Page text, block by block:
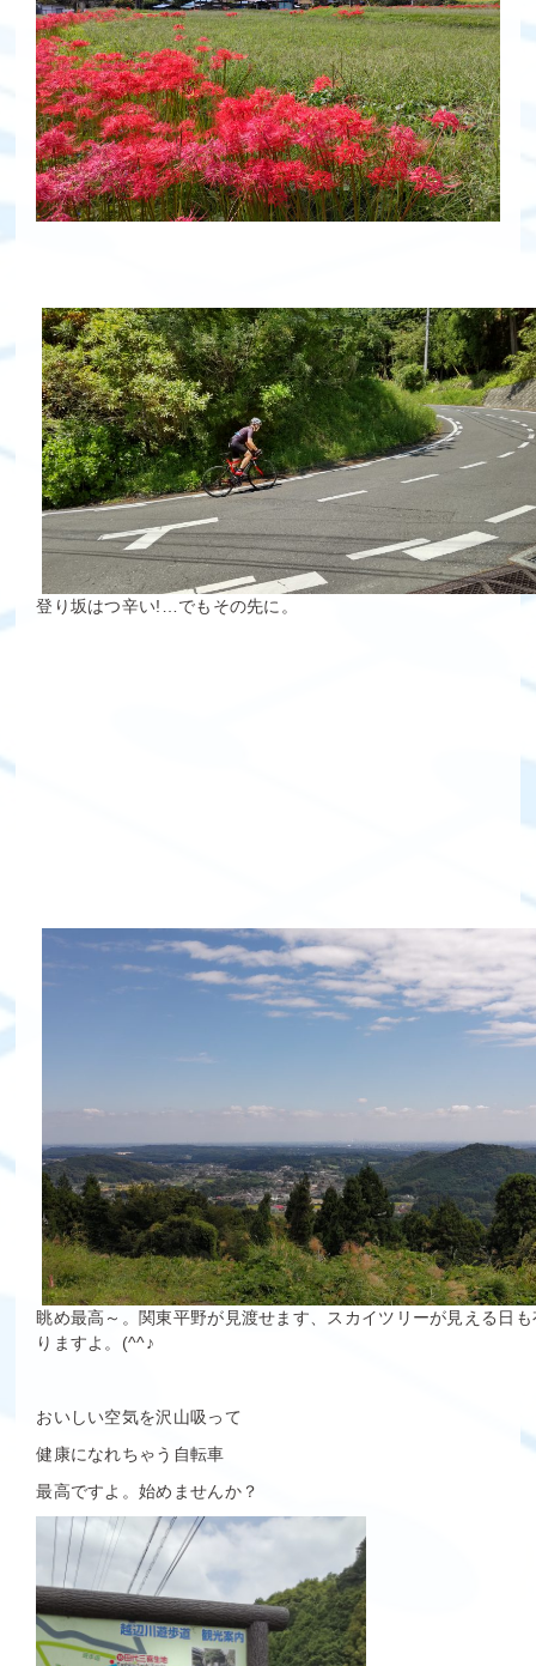
登り坂はつ辛い!…でもその先に。
眺め最高～。関東平野が見渡せます、スカイツリーが見える日も
りますよ。(^^♪
おいしい空気を沢山吸って
健康になれちゃう自転車
最高ですよ。始めませんか？